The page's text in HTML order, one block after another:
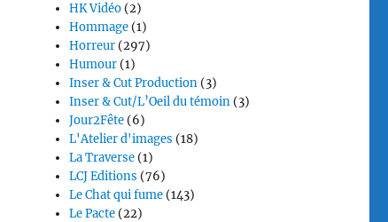
HK Vidéo (2)
Hommage (1)
Horreur (297)
Humour (1)
Inser & Cut Production (3)
Inser & Cut/L’Oeil du témoin (3)
Jour2Fête (6)
L'Atelier d'images (18)
La Traverse (1)
LCJ Editions (76)
Le Chat qui fume (143)
Le Pacte (22)